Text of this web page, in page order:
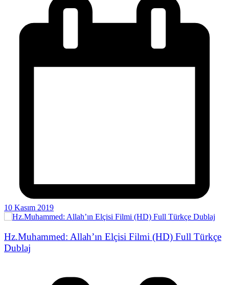
10 Kasım 2019
Hz.Muhammed: Allah’ın Elçisi Filmi (HD) Full Türkçe
Dublaj